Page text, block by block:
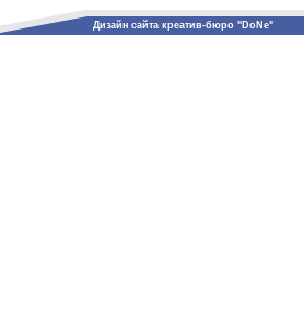
Дизайн сайта креатив-бюро "DoNe"